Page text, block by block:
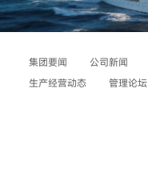
集团要闻 公司新闻
生产经营动态
管理论坛